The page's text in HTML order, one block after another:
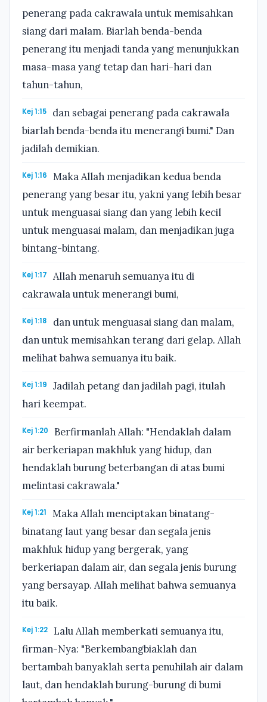
penerang pada cakrawala untuk memisahkan
siang dari malam. Biarlah benda-benda
penerang itu menjadi tanda yang menunjukkan
masa-masa yang tetap dan hari-hari dan
tahun-tahun,
Kej 1:15
dan sebagai penerang pada cakrawala
biarlah benda-benda itu menerangi bumi." Dan
jadilah demikian.
Kej 1:16
Maka Allah menjadikan kedua benda
penerang yang besar itu, yakni yang lebih besar
untuk menguasai siang dan yang lebih kecil
untuk menguasai malam, dan menjadikan juga
bintang-bintang.
Kej 1:17
Allah menaruh semuanya itu di
cakrawala untuk menerangi bumi,
Kej 1:18
dan untuk menguasai siang dan malam,
dan untuk memisahkan terang dari gelap. Allah
melihat bahwa semuanya itu baik.
Kej 1:19
Jadilah petang dan jadilah pagi, itulah
hari keempat.
Kej 1:20
Berfirmanlah Allah: "Hendaklah dalam
air berkeriapan makhluk yang hidup, dan
hendaklah burung beterbangan di atas bumi
melintasi cakrawala."
Kej 1:21
Maka Allah menciptakan binatang-
binatang laut yang besar dan segala jenis
makhluk hidup yang bergerak, yang
berkeriapan dalam air, dan segala jenis burung
yang bersayap. Allah melihat bahwa semuanya
itu baik.
Kej 1:22
Lalu Allah memberkati semuanya itu,
firman-Nya: "Berkembangbiaklah dan
bertambah banyaklah serta penuhilah air dalam
laut, dan hendaklah burung-burung di bumi